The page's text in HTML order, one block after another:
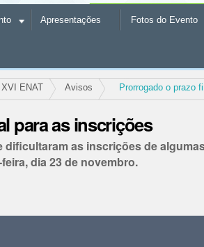
Apresentações Fotos do Evento
XVI ENAT Avisos Prorrogado o prazo
para as inscrições
as inscrições de
dia 23 de novembro.